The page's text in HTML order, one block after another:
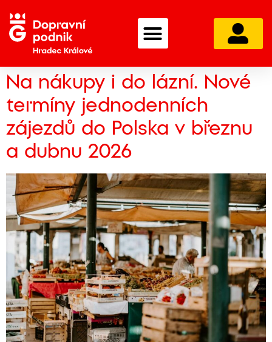
Na nákupy i do lázní. Nové
termíny jednodenních
zájezdů do Polska v březnu
a dubnu 2026